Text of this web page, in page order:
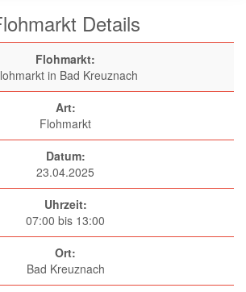
Details
Flohmarkt:
in Bad Kreuznach
Art:
Flohmarkt
Datum:
23.04.2025
Uhrzeit:
07:00 bis 13:00
Ort:
Bad Kreuznach